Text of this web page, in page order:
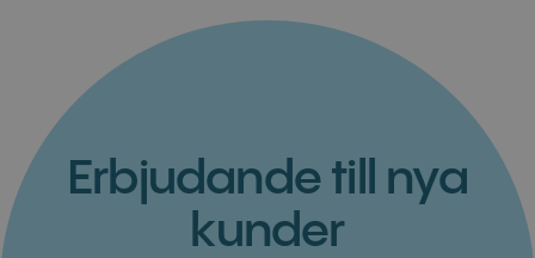
Erbjudande till nya
kunder